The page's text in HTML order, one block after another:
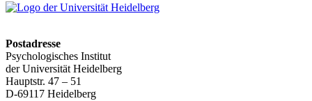
Postadresse
Psychologisches Institut
der Universität Heidelberg
Hauptstr. 47 – 51
D-69117 Heidelberg